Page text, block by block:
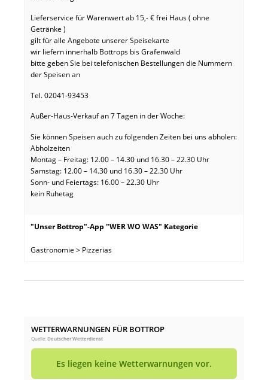
Lieferservice für Warenwert ab 15,- € frei Haus ( ohne
Getränke )
gilt für alle Angebote unserer Speisekarte
wir liefern innerhalb Bottrops bis Grafenwald
bitte geben Sie bei telefonischen Bestellungen die Nummern
der Speisen an
Tel. 02041-93453
Außer-Haus-Verkauf an 7 Tagen in der Woche:
Sie können Speisen auch zu folgenden Zeiten bei uns abholen:
Abholzeiten
Montag – Freitag: 12.00 – 14.30 und 16.30 – 22.30 Uhr
Samstag: 12.00 – 14.30 und 16.30 – 22.30 Uhr
Sonn- und Feiertags: 16.00 – 22.30 Uhr
kein Ruhetag
"Unser Bottrop"-App "WER WO WAS" Kategorie
Gastronomie > Pizzerias
WETTERWARNUNGEN FÜR BOTTROP
Quelle:Deutscher Wetterdienst
Es liegen keine Wetterwarnungen vor.